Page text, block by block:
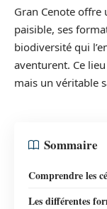
Gran Cenote offre
paisible, ses
biodiversité qui
aventurent. Ce
mais un véritable
Sommaire
Comprendre les
Les différentes